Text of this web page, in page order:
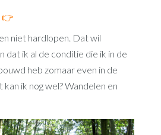
👉
niet hardlopen. Dat wil
dat ik al de conditie die ik in de
heb zomaar even in de
ik nog wel? Wandelen en